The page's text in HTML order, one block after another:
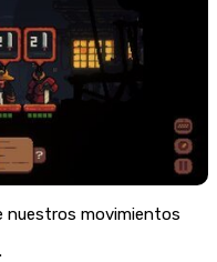
nuestros movimientos